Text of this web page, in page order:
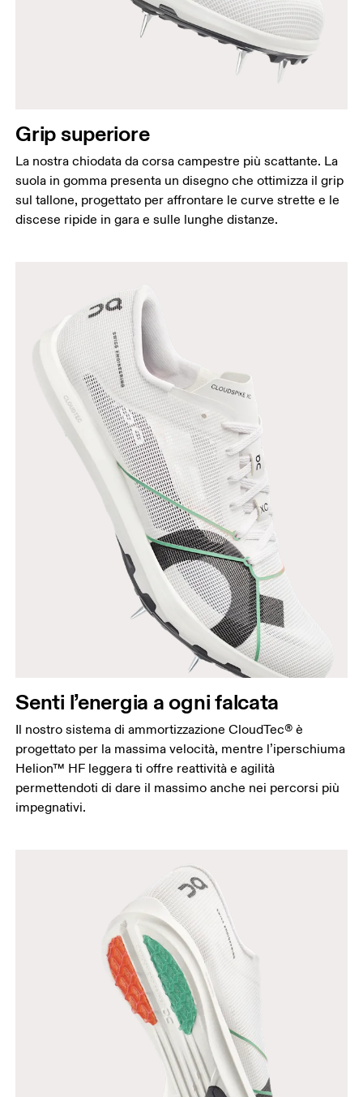
Grip superiore
La nostra chiodata da corsa campestre più scattante. La
suola in gomma presenta un disegno che ottimizza il grip
sul tallone, progettato per affrontare le curve strette e le
discese ripide in gara e sulle lunghe distanze.
Senti l’energia a ogni falcata
Il nostro sistema di ammortizzazione CloudTec® è
progettato per la massima velocità, mentre l’iperschiuma
Helion™ HF leggera ti offre reattività e agilità
permettendoti di dare il massimo anche nei percorsi più
impegnativi.